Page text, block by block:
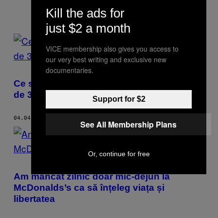
POSTS
BY
THIS
AUTHOR
Ce se întâmplă când te căsătorești înainte
de 30 de ani
04.04.17
Am mâncat zilnic doar mic-dejun la
McDonalds’s ca să înțeleg viața și
libertatea
Kill the ads for
just $2 a month
VICE membership also gives you access to
our very best writing and exclusive new
documentaries.
Support for $2
See All Membership Plans
Or, continue for free